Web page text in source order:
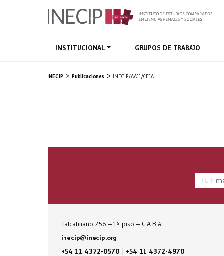
INSTITUCIONAL GRUPOS DE TRABAJO
INECIP Publicaciones INECIP/AAJJ/CEJA
Talcahuano 256 – 1º piso – C.A.B.A
inecip@inecip.org
+54 11 4372-0570 | +54 11 4372-4970